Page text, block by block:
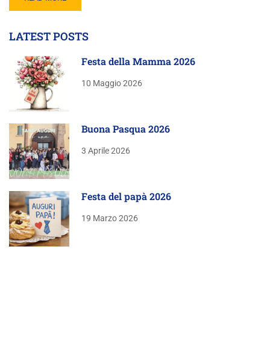
LATEST POSTS
Festa della Mamma 2026
10 Maggio 2026
Buona Pasqua 2026
3 Aprile 2026
Festa del papà 2026
19 Marzo 2026